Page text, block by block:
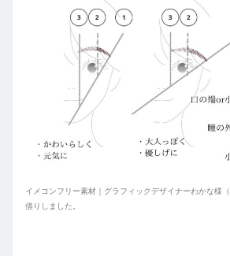
イメコンフリー素材｜グラフィックデザイナーわかな様（
借りしました。